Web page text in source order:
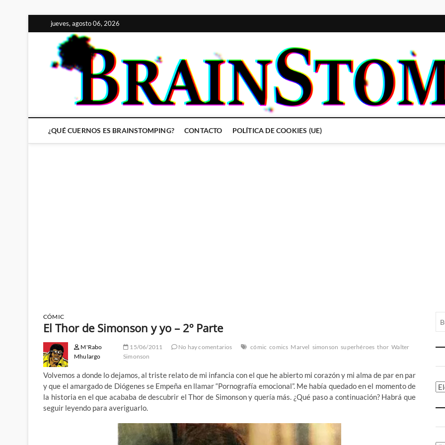
al
contenido
jueves, agosto 06, 2026
¿QUÉ CUERNOS ES BRAINSTOMPING? CONTACTO POLÍTICA DE COOKIES (UE)
CÓMIC
El Thor de Simonson y yo – 2º Parte
M'Rabo
Mhulargo
15/06/2011 No hay comentarios cómic comics Marvel simonson superhéroes thor Walter
Simonson
Volvemos a donde lo dejamos, al triste relato de mi infancia con el que he abierto mi corazón y mi alma de par en par
y que el amargado de Diógenes se Empeña en llamar “Pornografía emocional”. Me había quedado en el momento de
la historia en el que acababa de descubrir el Thor de Simonson y quería más. ¿Qué paso a continuación? Habrá que
seguir leyendo para averiguarlo.